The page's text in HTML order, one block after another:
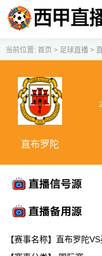
当前位置: 首页 > 足球直播>
直布罗陀
【赛事名称】直布罗陀